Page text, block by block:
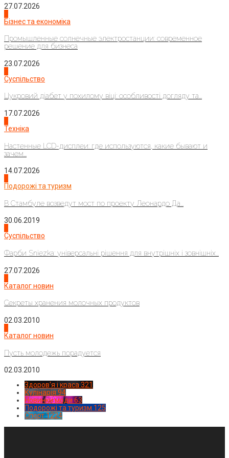
27.07.2026
Бізнес та економіка
Промышленные солнечные электростанции: современное
решение для бизнеса
23.07.2026
Суспільство
Цукровий діабет у похилому віці: особливості догляду та...
17.07.2026
Техніка
Настенные LCD-дисплеи: где используются, какие бывают и
зачем...
14.07.2026
Подорожі та туризм
В Стамбуле возведут мост по проекту Леонардо Да...
30.06.2019
Суспільство
Фарби Sniezka: універсальні рішення для внутрішніх і зовнішніх...
27.07.2026
Каталог новин
Секреты хранения молочных продуктов
02.03.2010
Каталог новин
Пусть молодежь порадуется
02.03.2010
Здоров'я і краса 321
Кулінарія 94
Новинки моди 63
Подорожі та туризм 125
Спорт1224